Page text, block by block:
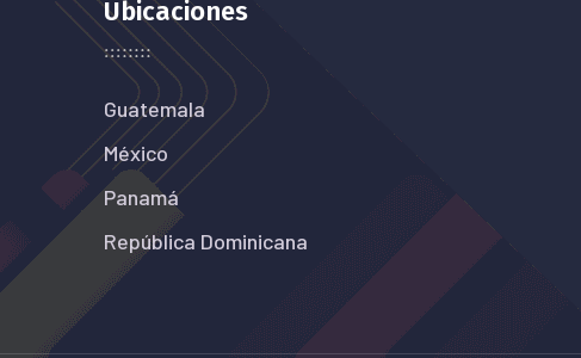
Ubicaciones
Guatemala
México
Panamá
República Dominicana